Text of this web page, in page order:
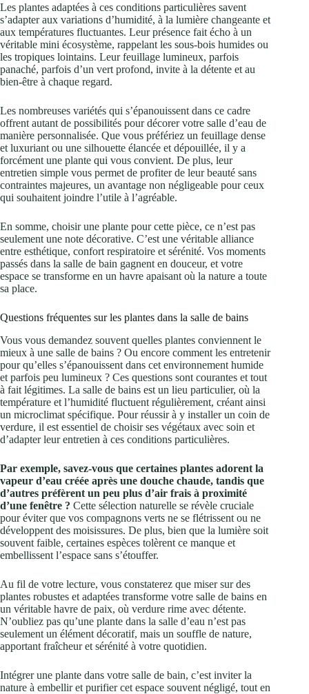
Les plantes adaptées à ces conditions particulières savent
s’adapter aux variations d’humidité, à la lumière changeante et
aux températures fluctuantes. Leur présence fait écho à un
véritable mini écosystème, rappelant les sous-bois humides ou
les tropiques lointains. Leur feuillage lumineux, parfois
panaché, parfois d’un vert profond, invite à la détente et au
bien-être à chaque regard.
Les nombreuses variétés qui s’épanouissent dans ce cadre
offrent autant de possibilités pour décorer votre salle d’eau de
manière personnalisée. Que vous préfériez un feuillage dense
et luxuriant ou une silhouette élancée et dépouillée, il y a
forcément une plante qui vous convient. De plus, leur
entretien simple vous permet de profiter de leur beauté sans
contraintes majeures, un avantage non négligeable pour ceux
qui souhaitent joindre l’utile à l’agréable.
En somme, choisir une plante pour cette pièce, ce n’est pas
seulement une note décorative. C’est une véritable alliance
entre esthétique, confort respiratoire et sérénité. Vos moments
passés dans la salle de bain gagnent en douceur, et votre
espace se transforme en un havre apaisant où la nature a toute
sa place.
Questions fréquentes sur les plantes dans la salle de bains
Vous vous demandez souvent quelles plantes conviennent le
mieux à une salle de bains ? Ou encore comment les entretenir
pour qu’elles s’épanouissent dans cet environnement humide
et parfois peu lumineux ? Ces questions sont courantes et tout
à fait légitimes. La salle de bains est un lieu particulier, où la
température et l’humidité fluctuent régulièrement, créant ainsi
un microclimat spécifique. Pour réussir à y installer un coin de
verdure, il est essentiel de choisir ses végétaux avec soin et
d’adapter leur entretien à ces conditions particulières.
Par exemple, savez-vous que certaines plantes adorent la
vapeur d’eau créée après une douche chaude, tandis que
d’autres préfèrent un peu plus d’air frais à proximité
d’une fenêtre ? Cette sélection naturelle se révèle cruciale
pour éviter que vos compagnons verts ne se flétrissent ou ne
développent des moisissures. De plus, bien que la lumière soit
souvent faible, certaines espèces tolèrent ce manque et
embellissent l’espace sans s’étouffer.
Au fil de votre lecture, vous constaterez que miser sur des
plantes robustes et adaptées transforme votre salle de bains en
un véritable havre de paix, où verdure rime avec détente.
N’oubliez pas qu’une plante dans la salle d’eau n’est pas
seulement un élément décoratif, mais un souffle de nature,
apportant fraîcheur et sérénité à votre quotidien.
Intégrer une plante dans votre salle de bain, c’est inviter la
nature à embellir et purifier cet espace souvent négligé, tout en